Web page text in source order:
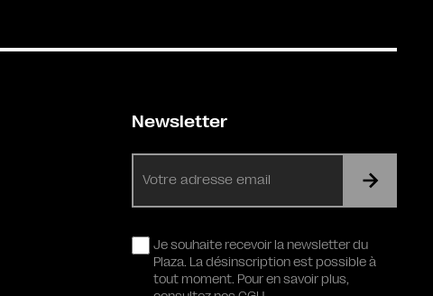
Newsletter
mail
RGPDJe souhaite recevoir la newsletter du
Plaza. La désinscription est possible à
tout moment. Pour en savoir plus,